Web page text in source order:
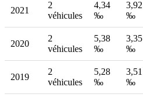
2021
2
véhicules
4,34
‰
3,92
‰
2020
2
véhicules
5,38
‰
3,35
‰
2019
2
véhicules
5,28
‰
3,51
‰